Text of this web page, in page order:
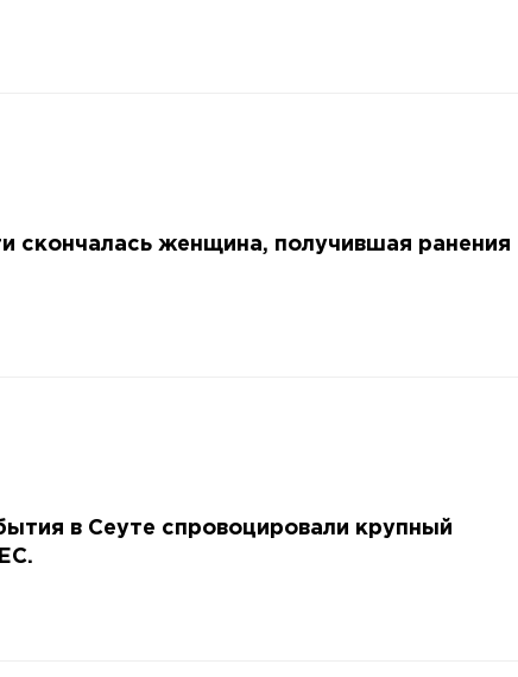
скончалась женщина, получившая ранения
в Сеуте спровоцировали крупный